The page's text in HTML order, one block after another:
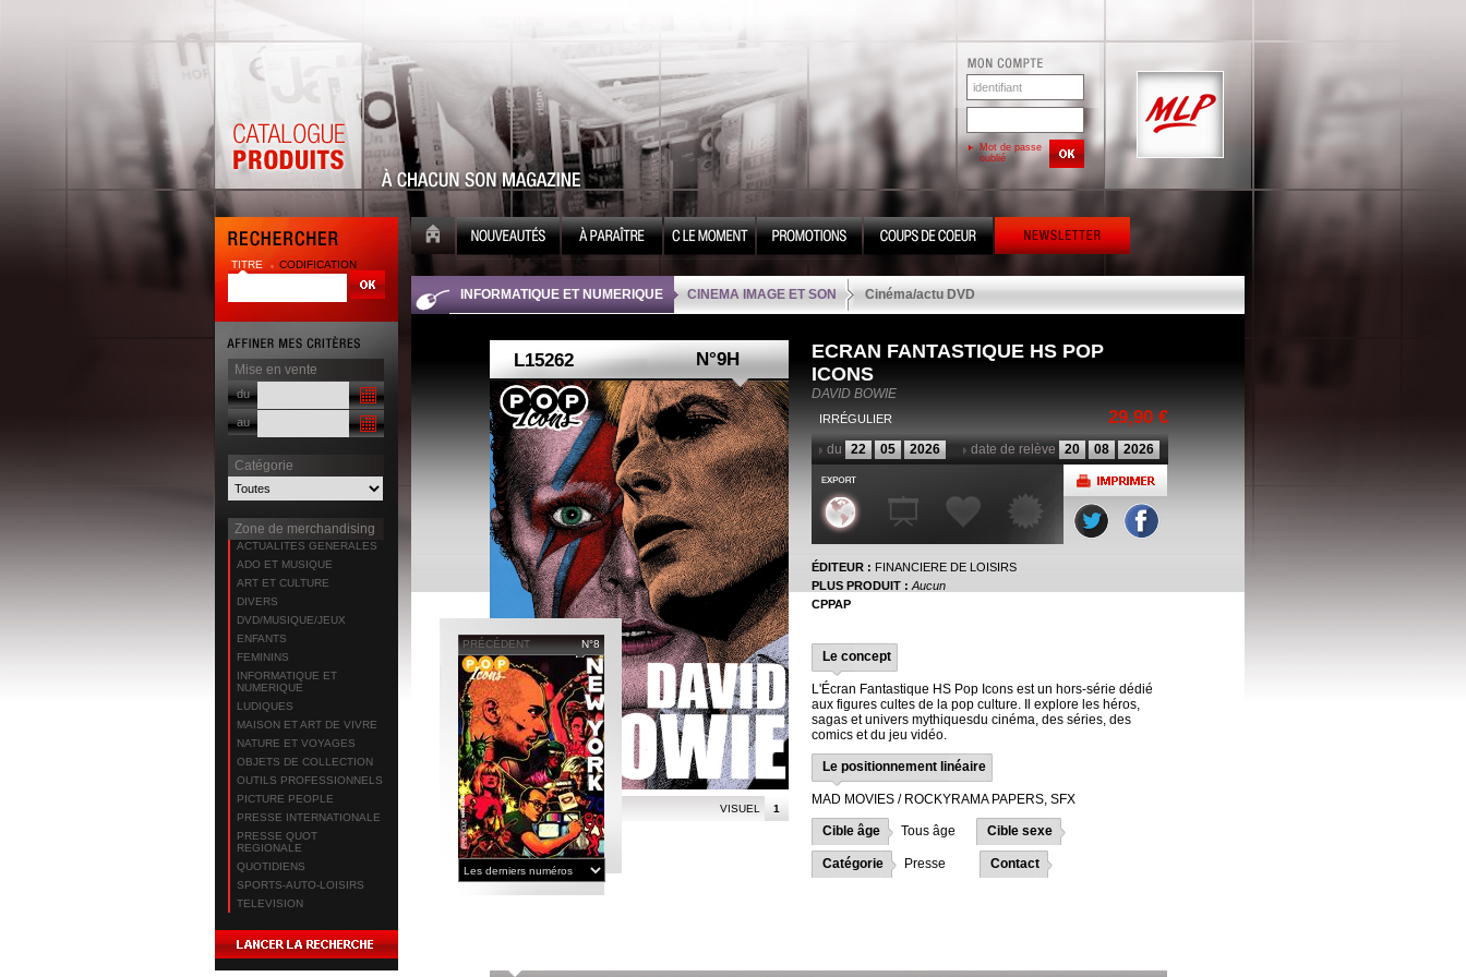
Mot de passe
oublié
TITRE CODIFICATION
Mise en vente
du
au
Catégorie
Zone de merchandising
ACTUALITES GENERALES
ADO ET MUSIQUE
ART ET CULTURE
DIVERS
DVD/MUSIQUE/JEUX
ENFANTS
FEMININS
INFORMATIQUE ET
NUMERIQUE
LUDIQUES
MAISON ET ART DE VIVRE
NATURE ET VOYAGES
OBJETS DE COLLECTION
OUTILS PROFESSIONNELS
PICTURE PEOPLE
PRESSE INTERNATIONALE
PRESSE QUOT
REGIONALE
QUOTIDIENS
SPORTS-AUTO-LOISIRS
TELEVISION
INFORMATIQUE ET NUMERIQUE CINEMA IMAGE ET SON Cinéma/actu DVD
N°9H
1
VISUEL
PRÉCÉDENT N°8
ECRAN FANTASTIQUE HS POP
ICONS
DAVID BOWIE
29,90 €
IRRÉGULIER
du 22 05 2026 date de relève 20 08 2026
ÉDITEUR : FINANCIERE DE LOISIRS
PLUS PRODUIT : Aucun
CPPAP
Le concept
L'Écran Fantastique HS Pop Icons est un hors-série dédié
aux figures cultes de la pop culture. Il explore les héros,
sagas et univers mythiquesdu cinéma, des séries, des
comics et du jeu vidéo.
Le positionnement linéaire
MAD MOVIES / ROCKYRAMA PAPERS, SFX
Cible âge Tous âge Cible sexe
Catégorie Presse Contact